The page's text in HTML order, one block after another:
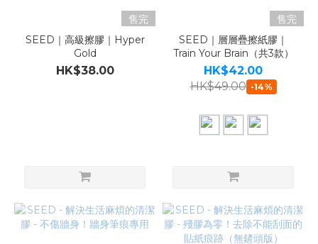
售完
SEED｜高級擦膠｜Hyper
Gold
HK$38.00
售完
SEED｜層層疊擦紙膠｜
Train Your Brain（共3款）
HK$42.00
HK$49.00 -14%